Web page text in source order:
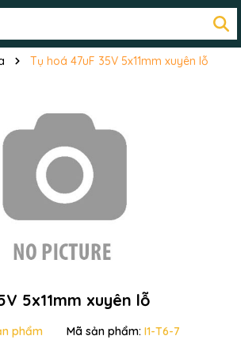
Tụ hoá 47uF 35V 5x11mm xuyên lỗ
5x11mm xuyên lỗ
phẩm Mã sản phẩm: I1-T6-7